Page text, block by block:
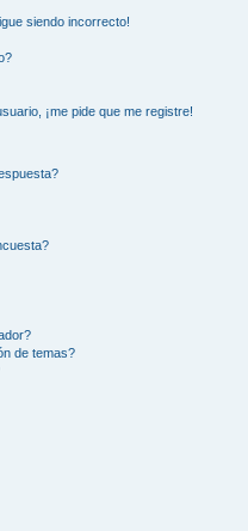
siendo incorrecto!
¡me pide que me registre!
de temas?